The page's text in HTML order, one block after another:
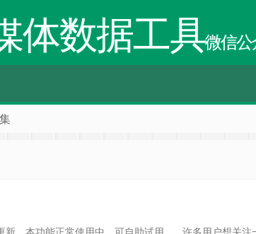
体数据工具微信公
新，本功能正常使用中，可自助试用。 许多用户想关注